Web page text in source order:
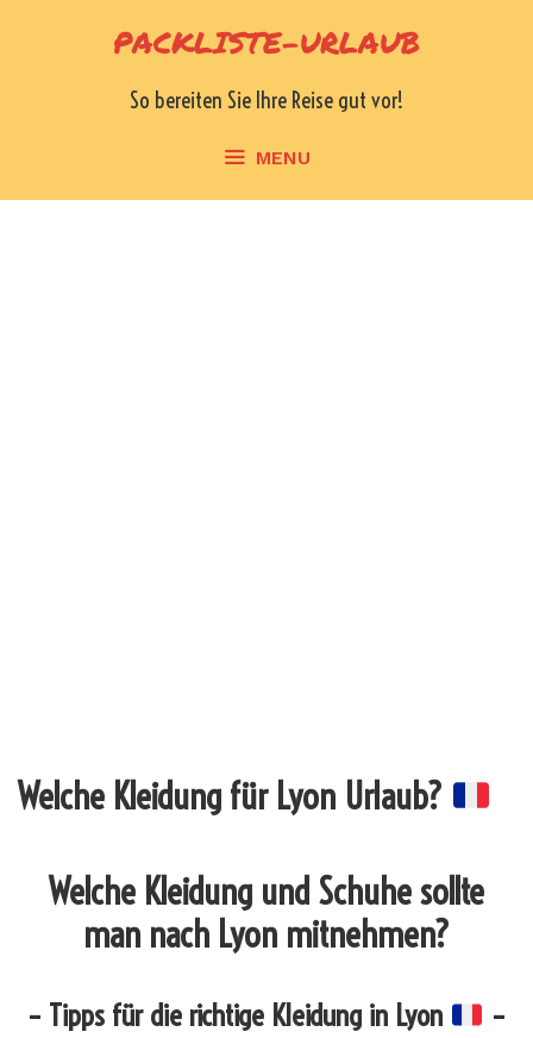
PACKLISTE-URLAUB
So bereiten Sie Ihre Reise gut vor!
MENU
Welche Kleidung für Lyon Urlaub?
Welche Kleidung und Schuhe sollte
man nach Lyon mitnehmen?
– Tipps für die richtige Kleidung in Lyon –